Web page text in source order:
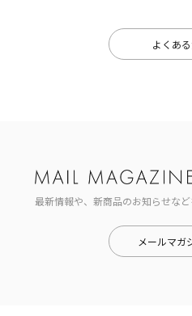
よくあ
最新情報や、新商品のお知らせな
メールマガ